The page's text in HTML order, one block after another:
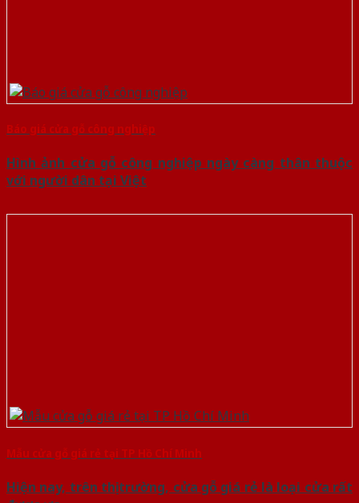
Báo giá cửa gỗ công nghiệp
Hình ảnh cửa gỗ công nghiệp ngày càng thân thuộc
với người dân tại Việt
Mẫu cửa gỗ giá rẻ tại TP Hồ Chí Minh
Hiện nay, trên thị trường, cửa gỗ giá rẻ là loại cửa rất